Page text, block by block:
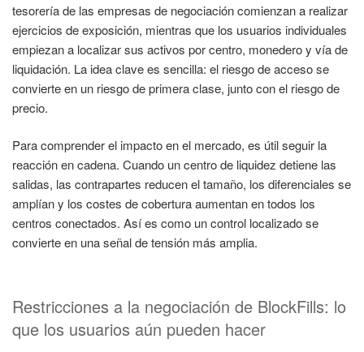
tesorería de las empresas de negociación comienzan a realizar
ejercicios de exposición, mientras que los usuarios individuales
empiezan a localizar sus activos por centro, monedero y vía de
liquidación. La idea clave es sencilla: el riesgo de acceso se
convierte en un riesgo de primera clase, junto con el riesgo de
precio.
Para comprender el impacto en el mercado, es útil seguir la
reacción en cadena. Cuando un centro de liquidez detiene las
salidas, las contrapartes reducen el tamaño, los diferenciales se
amplían y los costes de cobertura aumentan en todos los
centros conectados. Así es como un control localizado se
convierte en una señal de tensión más amplia.
Restricciones a la negociación de BlockFills: lo
que los usuarios aún pueden hacer